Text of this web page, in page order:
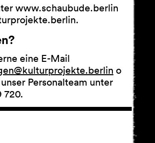
www.schaubude.berlin
eine E-Mail
o
Personalteam unter
720.